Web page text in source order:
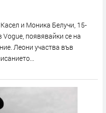
и Моника Белучи, 15-
появявайки се на
Леони участва във